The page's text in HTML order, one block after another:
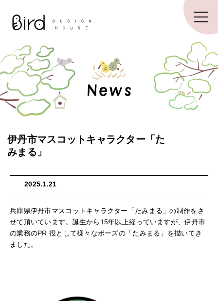
伊丹市マスコットキャラクター「た
みまる」
2025.1.21
兵庫県伊丹市マスコットキャラクター「たみまる」の制作をさ
せて頂いています。誕生から15年以上経っていますが、伊丹市
の業務のPR 役として様々なポーズの「たみまる」を描いてき
ました。